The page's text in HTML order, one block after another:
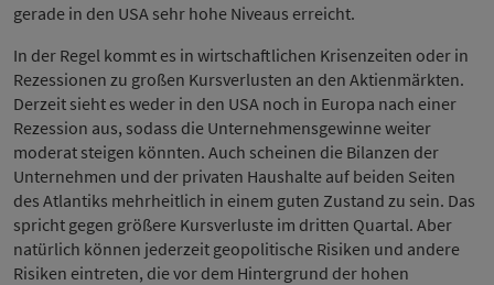
gerade in den USA sehr hohe Niveaus erreicht.
In der Regel kommt es in wirtschaftlichen Krisenzeiten oder in
Rezessionen zu großen Kursverlusten an den Aktienmärkten.
Derzeit sieht es weder in den USA noch in Europa nach einer
Rezession aus, sodass die Unternehmensgewinne weiter
moderat steigen könnten. Auch scheinen die Bilanzen der
Unternehmen und der privaten Haushalte auf beiden Seiten
des Atlantiks mehrheitlich in einem guten Zustand zu sein. Das
spricht gegen größere Kursverluste im dritten Quartal. Aber
natürlich können jederzeit geopolitische Risiken und andere
Risiken eintreten, die vor dem Hintergrund der hohen